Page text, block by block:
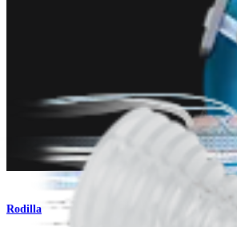
Rodilla